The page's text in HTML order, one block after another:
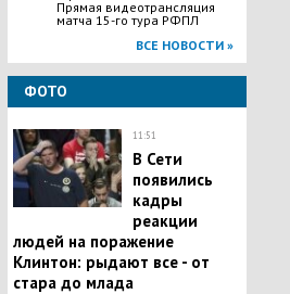
Прямая видеотрансляция
матча 15-го тура РФПЛ
ВСЕ НОВОСТИ »
ФОТО
11:51
В Сети
появились
кадры
реакции
людей на поражение
Клинтон: рыдают все - от
стара до млада